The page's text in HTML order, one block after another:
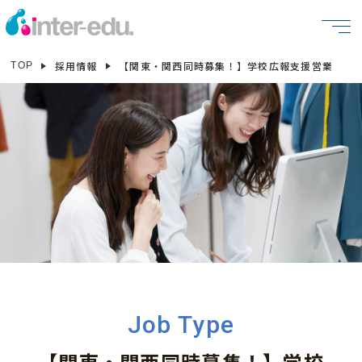
TOP 採用情報 【関東・関西同時募集！】学校広報支援営業
Job Type